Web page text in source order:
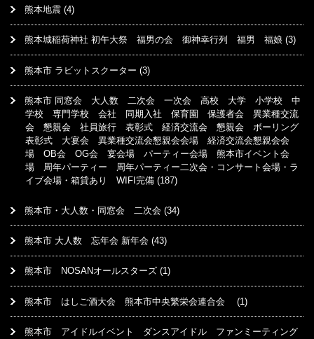
熊本地震 (4)
熊本城稲荷神社 初午大祭 福男の会 御神幸行列 福男 福娘 (3)
熊本市 ラビットスクーター (3)
熊本市 同窓会 大人数 二次会 一次会 高校 大学 小学校 中
学校 専門学校 会社 同期入社 保育園 保護者会 異業種交流
会 懇親会 社員旅行 表彰式 経済交流会 懇親会 ボーリング
表彰式 大宴会 異業種交流会懇親会会場 経済交流会懇親会会
場 OB会 OG会 宴会場 パーティー会場 熊本市イベント会
場 周年パーティー 周年パーティー二次会・コンサート会場・ラ
イブ会場・箱貸あり WIFI完備 (187)
熊本市・大人数・同窓会 二次会 (34)
熊本市 大人数 忘年会 新年会 (43)
熊本市 NOSANオールスターズ (1)
熊本市 はしご酒大会 熊本市中央繁栄会連合会 (1)
熊本市 アイドルイベント ダンスアイドル ファンミーティング